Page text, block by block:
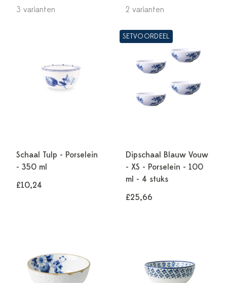
3 varianten
2 varianten
Schaal Tulp - Porselein
- 350 ml
£10,24
SETVOORDEEL
Dipschaal Blauw Vouw
- XS - Porselein - 100
ml - 4 stuks
£25,66